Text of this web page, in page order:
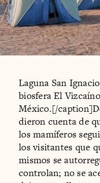
Laguna San
biosfera El
México.[/
dieron cuenta de
los mamíferos
los visitantes que
mismos se
controlan; no se